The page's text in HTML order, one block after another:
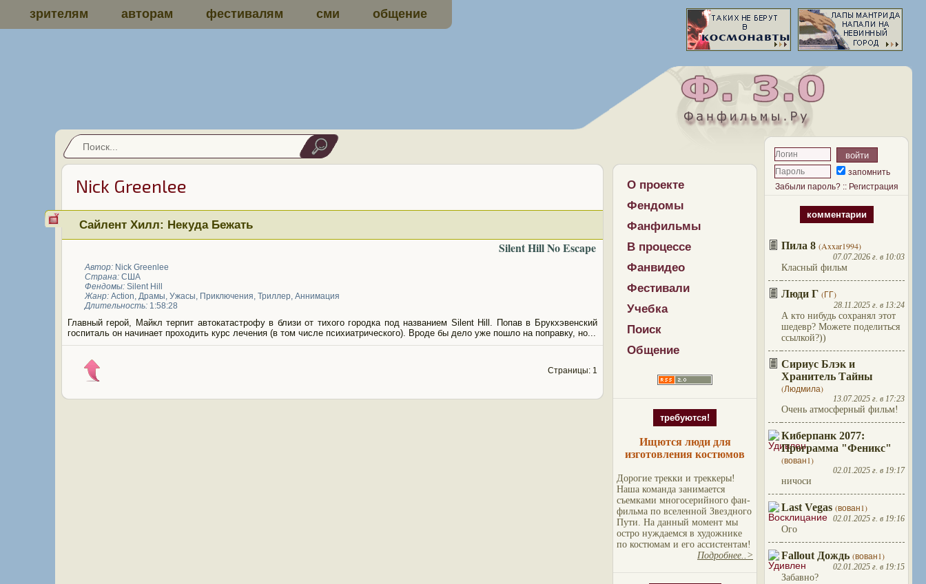
зрителям авторам фестивалям сми общение
О проекте
Фендомы
Фанфильмы
В процессе
Фанвидео
Фестивали
Учебка
Поиск
Общение
требуются!
Ищются люди для
изготовления костюмов
Дорогие трекки и треккеры!
Наша команда занимается
съемками многосерийного фан-
фильма по вселенной Звездного
Пути. На данный момент мы
остро нуждаемся в художнике
по костюмам и его ассистентам!
Подробнее..>
запомнить
Забыли пароль?:: Регистрация
комментарии
Пила 8 (Axxar1994)
07.07.2026 г. в 10:03
Класный фильм
Люди Г (ГГ)
28.11.2025 г. в 13:24
А кто нибудь сохранял этот
шедевр? Можете поделиться
ссылкой?))
Сириус Блэк и
Хранитель Тайны
(Людмила)
13.07.2025 г. в 17:23
Очень атмосферный фильм!
Киберпанк 2077:
Программа "Феникс"
(вован1)
02.01.2025 г. в 19:17
ничоси
Last Vegas (вован1)
02.01.2025 г. в 19:16
Ого
Fallout Дождь (вован1)
02.01.2025 г. в 19:15
Забавно?
Nick Greenlee
Сайлент Хилл: Некуда Бежать
Silent Hill No Escape
Автор: Nick Greenlee
Страна:США
Фендомы: Silent Hill
Жанр: Action, Драмы, Ужасы, Приключения, Триллер, Аннимация
Длительность:1:58:28
Главный герой, Майкл терпит автокатастрофу в близи от тихого городка под названием Silent Hill. Попав в Брукхэвенский
госпиталь он начинает проходить курс лечения (в том числе психиатрического). Вроде бы дело уже пошло на поправку, но...
Страницы: 1